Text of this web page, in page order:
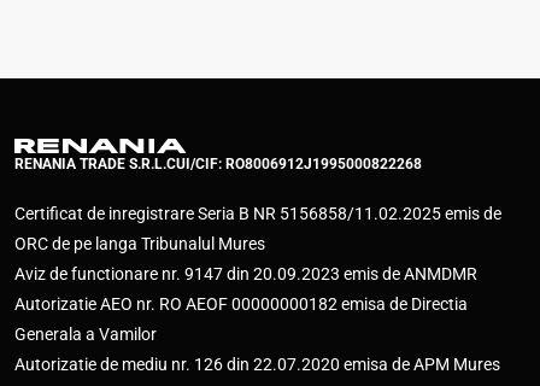
RENANIA TRADE S.R.L.CUI/CIF: RO8006912J1995000822268
Certificat de inregistrare Seria B NR 5156858/11.02.2025 emis de
ORC de pe langa Tribunalul Mures
Aviz de functionare nr. 9147 din 20.09.2023 emis de ANMDMR
Autorizatie AEO nr. RO AEOF 00000000182 emisa de Directia
Generala a Vamilor
Autorizatie de mediu nr. 126 din 22.07.2020 emisa de APM Mures